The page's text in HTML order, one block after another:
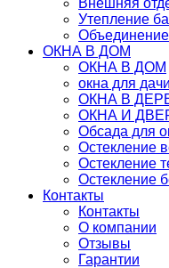
Внешняя
Утепление
ОКНА В ДОМ
ОКНА В ДОМ
окна для дачи
ОКНА В
ОКНА И
Обсада для
Остекление
Остекление
Остекление
Контакты
Контакты
О компании
Отзывы
Гарантии